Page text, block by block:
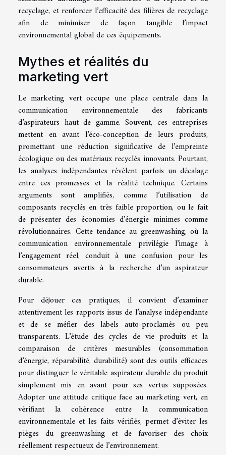
recyclage, et renforcer l’efficacité des filières de recyclage
afin de minimiser de façon tangible l’impact
environnemental global de ces équipements.
Mythes et réalités du
marketing vert
Le marketing vert occupe une place centrale dans la
communication environnementale des fabricants
d’aspirateurs haut de gamme. Souvent, ces entreprises
mettent en avant l’éco-conception de leurs produits,
promettant une réduction significative de l’empreinte
écologique ou des matériaux recyclés innovants. Pourtant,
les analyses indépendantes révèlent parfois un décalage
entre ces promesses et la réalité technique. Certains
arguments sont amplifiés, comme l’utilisation de
composants recyclés en très faible proportion, ou le fait
de présenter des économies d’énergie minimes comme
révolutionnaires. Cette tendance au greenwashing, où la
communication environnementale privilégie l’image à
l’engagement réel, conduit à une confusion pour les
consommateurs avertis à la recherche d’un aspirateur
durable.
Pour déjouer ces pratiques, il convient d’examiner
attentivement les rapports issus de l’analyse indépendante
et de se méfier des labels auto-proclamés ou peu
transparents. L’étude des cycles de vie produits et la
comparaison de critères mesurables (consommation
d’énergie, réparabilité, durabilité) sont des outils efficaces
pour distinguer le véritable aspirateur durable du produit
simplement mis en avant pour ses vertus supposées.
Adopter une attitude critique face au marketing vert, en
vérifiant la cohérence entre la communication
environnementale et les faits vérifiés, permet d’éviter les
pièges du greenwashing et de favoriser des choix
réellement respectueux de l’environnement.